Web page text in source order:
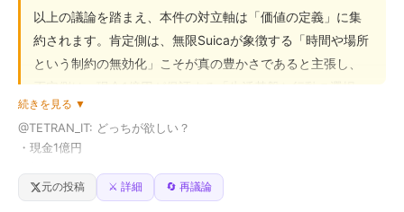
いないのは、問題の「焦点」を、目の前の「矛盾」に置く
か、それとも「根源的なシステム」に置くかの解釈の違い
です。
読者へは、個別の「炎上事例」の背後には、社会全体の賃
金構造や労働慣習に関する複雑な議論が潜んでいることを
示唆します。
■店の対応
サーバーの態度が即変。
さらにマネージャーが登場し「業界の常識」と説得を試みた。
■ネットは真っ二つ
「50ドルのワインも500ドルのワインも、持ってくる作業は同じ。な
ぜチップだけ%で増える？」
「24万円払える人が4,000円のチップは侮辱だ」
以上の議論を踏まえ、本件の対立軸は「価値の定義」に集
約されます。肯定側は、無限Suicaが象徴する「時間や場所
という制約の無効化」こそが真の豊かさであると主張し、
否定側は、現金1億円が保証する「生活基盤と行動の選択
肢」こそが根源的な価値だと主張しました。
両者は「制約の排除」という点で共通しますが、合意に至
らないのは、価値を「非金銭的な自由（機会費用）」と見
るか、「具体的な購買力（実行力）」と見るかという定義
続きを見る ▼
@TETRAN_IT: どっちが欲しい？
・現金1億円
元の投稿 ⚔️ 詳細 🔄 再議論